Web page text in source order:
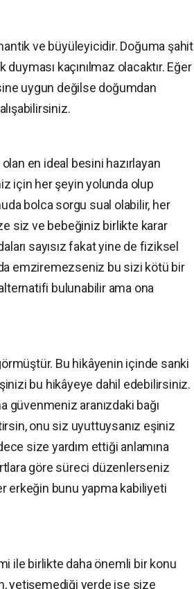
ve büyüleyicidir. Doğuma şahit
kaçınılmaz olacaktır. Eğer
uygun değilse doğumdan
en ideal besini hazırlayan
için her şeyin yolunda olup
bolca sorgu sual olabilir, her
siz ve bebeğiniz birlikte karar
sayısız fakat yine de fiziksel
emziremezseniz bu sizi kötü bir
bulunabilir ama ona
Bu hikâyenin içinde sanki
bu hikâyeye dahil edebilirsiniz.
güvenmeniz aranızdaki bağı
onu siz uyuttuysanız eşiniz
size yardım ettiği anlamına
göre süreci düzenlerseniz
erkeğin bunu yapma kabiliyeti
ile birlikte daha önemli bir konu
yetişemediği yerde ise size